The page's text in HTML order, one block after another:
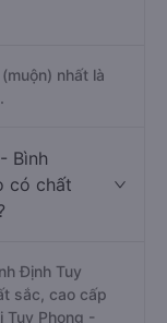
nhất là
Bình
có chất
Định Tuy
sắc, cao cấp
Tuy Phong -